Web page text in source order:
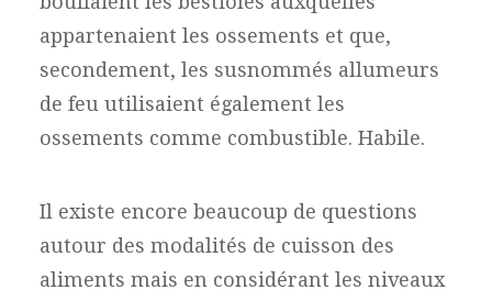
appartenaient les ossements et que,
secondement, les susnommés allumeurs
de feu utilisaient également les
ossements comme combustible. Habile.
Il existe encore beaucoup de questions
autour des modalités de cuisson des
aliments mais en considérant les niveaux